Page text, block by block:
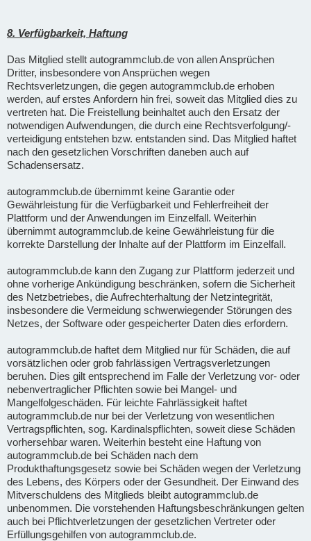
8. Verfügbarkeit, Haftung
Das Mitglied stellt autogrammclub.de von allen Ansprüchen
Dritter, insbesondere von Ansprüchen wegen
Rechtsverletzungen, die gegen autogrammclub.de erhoben
werden, auf erstes Anfordern hin frei, soweit das Mitglied dies zu
vertreten hat. Die Freistellung beinhaltet auch den Ersatz der
notwendigen Aufwendungen, die durch eine Rechtsverfolgung/-
verteidigung entstehen bzw. entstanden sind. Das Mitglied haftet
nach den gesetzlichen Vorschriften daneben auch auf
Schadensersatz.
autogrammclub.de übernimmt keine Garantie oder
Gewährleistung für die Verfügbarkeit und Fehlerfreiheit der
Plattform und der Anwendungen im Einzelfall. Weiterhin
übernimmt autogrammclub.de keine Gewährleistung für die
korrekte Darstellung der Inhalte auf der Plattform im Einzelfall.
autogrammclub.de kann den Zugang zur Plattform jederzeit und
ohne vorherige Ankündigung beschränken, sofern die Sicherheit
des Netzbetriebes, die Aufrechterhaltung der Netzintegrität,
insbesondere die Vermeidung schwerwiegender Störungen des
Netzes, der Software oder gespeicherter Daten dies erfordern.
autogrammclub.de haftet dem Mitglied nur für Schäden, die auf
vorsätzlichen oder grob fahrlässigen Vertragsverletzungen
beruhen. Dies gilt entsprechend im Falle der Verletzung vor- oder
nebenvertraglicher Pflichten sowie bei Mangel- und
Mangelfolgeschäden. Für leichte Fahrlässigkeit haftet
autogrammclub.de nur bei der Verletzung von wesentlichen
Vertragspflichten, sog. Kardinalspflichten, soweit diese Schäden
vorhersehbar waren. Weiterhin besteht eine Haftung von
autogrammclub.de bei Schäden nach dem
Produkthaftungsgesetz sowie bei Schäden wegen der Verletzung
des Lebens, des Körpers oder der Gesundheit. Der Einwand des
Mitverschuldens des Mitglieds bleibt autogrammclub.de
unbenommen. Die vorstehenden Haftungsbeschränkungen gelten
auch bei Pflichtverletzungen der gesetzlichen Vertreter oder
Erfüllungsgehilfen von autogrammclub.de.